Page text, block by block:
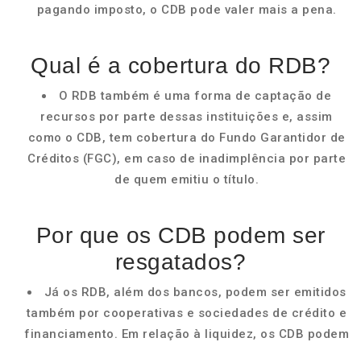
pagando imposto, o CDB pode valer mais a pena.
Qual é a cobertura do RDB?
O RDB também é uma forma de captação de
recursos por parte dessas instituições e, assim
como o CDB, tem cobertura do Fundo Garantidor de
Créditos (FGC), em caso de inadimplência por parte
de quem emitiu o título.
Por que os CDB podem ser
resgatados?
Já os RDB, além dos bancos, podem ser emitidos
também por cooperativas e sociedades de crédito e
financiamento. Em relação à liquidez, os CDB podem